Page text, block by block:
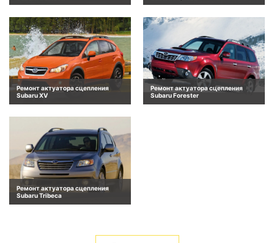
Ремонт актуатора сцепления
Subaru XV
Ремонт актуатора сцепления
Subaru Forester
Ремонт актуатора сцепления
Subaru Tribeca